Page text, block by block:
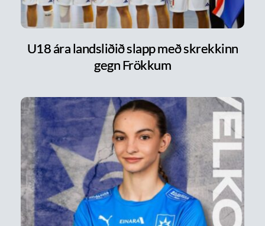
U18 ára landsliðið slapp með skrekkinn
gegn Frökkum